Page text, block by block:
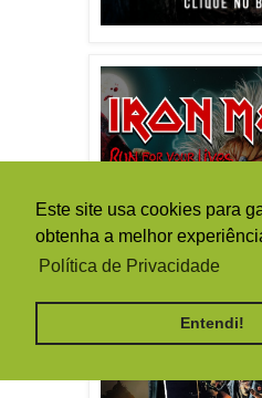
Este site usa cookies para
obtenha a melhor
Política de Privacidade
Entendi!